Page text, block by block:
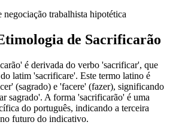
negociação trabalhista hipotética
de Sacrificarão
é derivada do verbo 'sacrificar', que
latim 'sacrificare'. Este termo latino é
(sagrado) e 'facere' (fazer), significando
sagrado'. A forma 'sacrificarão' é uma
do português, indicando a terceira
futuro do indicativo.